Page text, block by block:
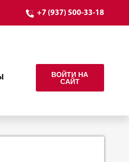
+7 (937) 500-33-18
ВОЙТИ НА
САЙТ